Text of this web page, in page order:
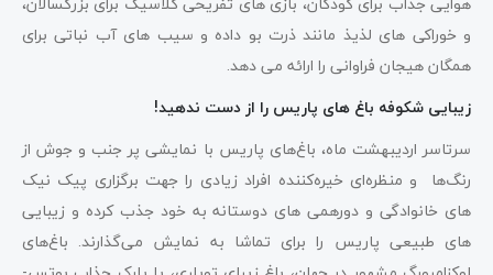
و خوراکی های لذیذ مانند ذرت بو داده و سیب های آب نباتی برای
همگان هیجان فراوانی را ارائه می دهد.
زیبایی شکوفه باغ های پاریس را از دست ندهید!
سرتاسر اردیبهشت ماه، باغ‌های پاریس با نمایشی پر جنب و جوش از
رنگ‌ها و منظره‌ای خیره‌کننده افراد زیادی را جهت برگزاری پیک نیک
های خانوادگی و دورهمی های دوستانه به خود جذب کرده و زیبایی
های طبیعی پاریس را برای تماشا به نمایش می‌گذارند. باغ‌های